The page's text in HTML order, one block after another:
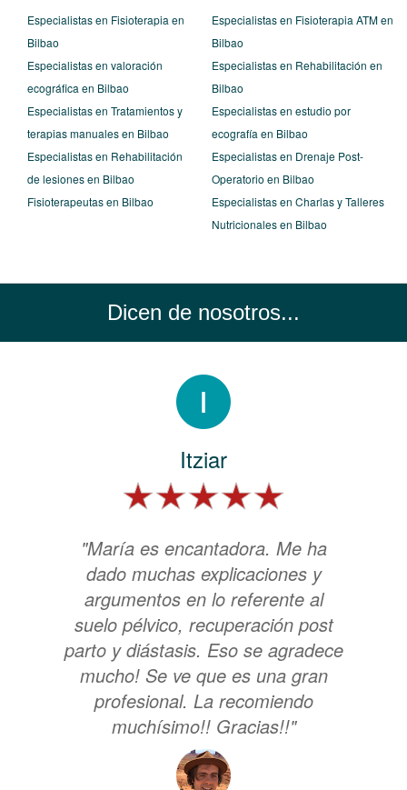
Especialistas en Fisioterapia en
Bilbao
Especialistas en valoración
ecográfica en Bilbao
Especialistas en Tratamientos y
terapias manuales en Bilbao
Especialistas en Rehabilitación
de lesiones en Bilbao
Fisioterapeutas en Bilbao
Especialistas en Fisioterapia ATM en
Bilbao
Especialistas en Rehabilitación en
Bilbao
Especialistas en estudio por
ecografía en Bilbao
Especialistas en Drenaje Post-
Operatorio en Bilbao
Especialistas en Charlas y Talleres
Nutricionales en Bilbao
Dicen de nosotros...
Itziar
"María es encantadora. Me ha
dado muchas explicaciones y
argumentos en lo referente al
suelo pélvico, recuperación post
parto y diástasis. Eso se agradece
mucho! Se ve que es una gran
profesional. La recomiendo
muchísimo!! Gracias!!"